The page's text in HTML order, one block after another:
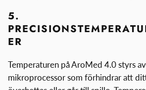
5.
ER
Temperaturen på AroMed 4.0 styrs
mikroprocessor som förhindrar att